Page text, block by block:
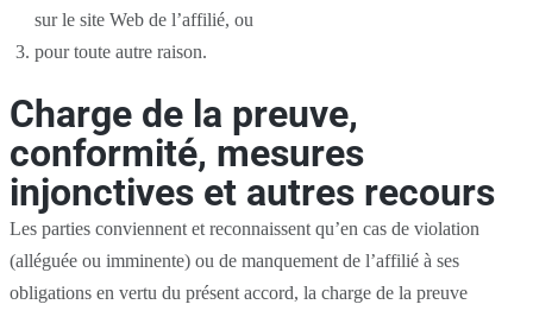
sur le site Web de l’affilié, ou
pour toute autre raison.
Charge de la preuve,
conformité, mesures
injonctives et autres recours
Les parties conviennent et reconnaissent qu’en cas de violation
(alléguée ou imminente) ou de manquement de l’affilié à ses
obligations en vertu du présent accord, la charge de la preuve